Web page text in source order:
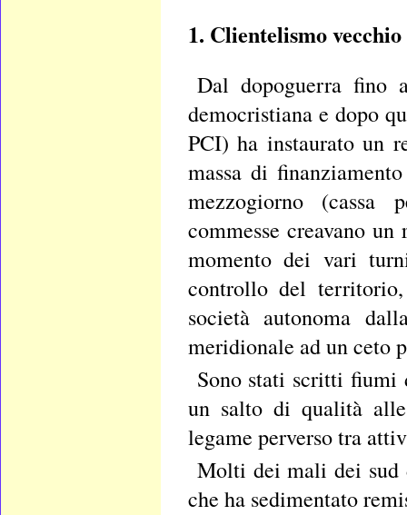
1. Clientelismo vecchio
Dal dopoguerra
democristiana e dopo
PCI) ha instaurato un
massa di
mezzogiorno (cassa
commesse creavano
momento dei vari
controllo del
società autonoma
meridionale ad un ceto
Sono stati scritti fiumi
un salto di qualità
legame perverso tra
Molti dei mali dei sud
che ha sedimentato